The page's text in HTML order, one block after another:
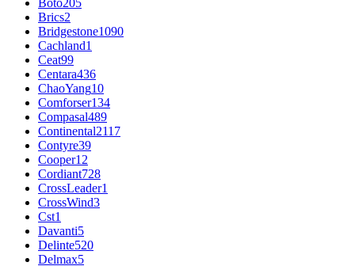
Boto205
Brics2
Bridgestone1090
Cachland1
Ceat99
Centara436
ChaoYang10
Comforser134
Compasal489
Continental2117
Contyre39
Cooper12
Cordiant728
CrossLeader1
CrossWind3
Cst1
Davanti5
Delinte520
Delmax5